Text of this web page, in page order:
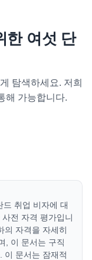
한 여섯 단
탐색하세요. 저희
해 가능합니다.
취업 비자에 대
전 자격 평가입니
의 자격을 자세히
, 이 문서는 구직
이 문서는 잠재적